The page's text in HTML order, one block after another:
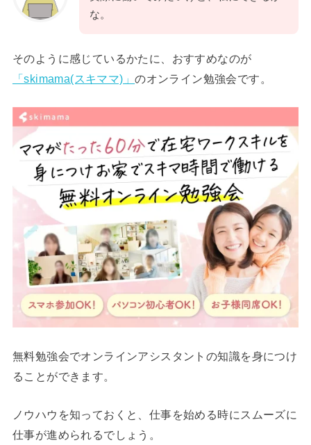
な。
そのように感じているかたに、おすすめなのが
「skimama(スキママ)」のオンライン勉強会です。
無料勉強会でオンラインアシスタントの知識を身につけ
ることができます。
ノウハウを知っておくと、仕事を始める時にスムーズに
仕事が進められるでしょう。